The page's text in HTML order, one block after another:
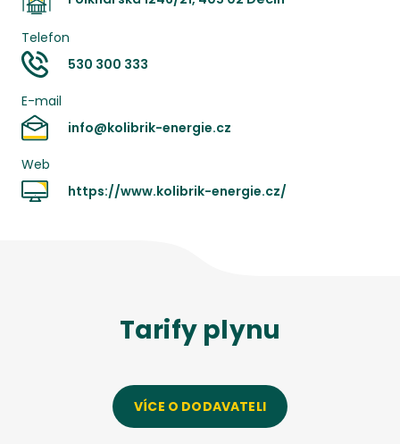
Telefon
530 300 333
E-mail
info@kolibrik-energie.cz
Web
https://www.kolibrik-energie.cz/
Tarify plynu
VÍCE O DODAVATELI